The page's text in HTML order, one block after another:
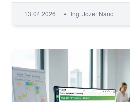
13.04.2026 • Ing. Jozef Nano